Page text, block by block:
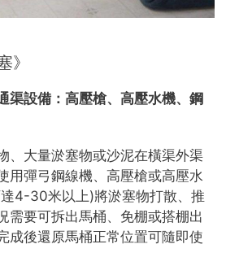
》
渠設備： 高壓槍、高壓水機、鋼
、大量淤塞物或沙泥在橫渠外渠
用彈弓鋼線機、高壓槍或高壓水
4-30米以上)將淤塞物打散、推
需要可拆出馬桶、免棚或搭棚出
成後還原馬桶正常位置可隨即使